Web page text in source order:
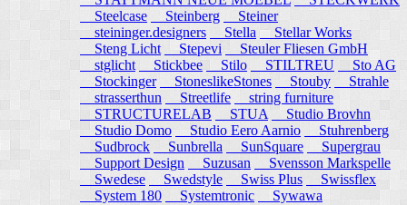
Steelcase
Steinberg
Steiner
steininger.designers
Stella Stellar Works
Steng Licht
Stepevi
Steuler Fliesen GmbH
stglicht
Stickbee Stilo STILTREU
Sto AG
Stockinger
StoneslikeStones Stouby
Strahle
strasserthun
Streetlife
string furniture
STRUCTURELAB
STUA
Studio Brovhn
Studio Domo
Studio Eero Aarnio
Stuhrenberg
Sudbrock
Sunbrella SunSquare
Supergrau
Support Design
Suzusan
Svensson Markspelle
Swedese
Swedstyle Swiss Plus
Swissflex
System 180
Systemtronic Sywawa